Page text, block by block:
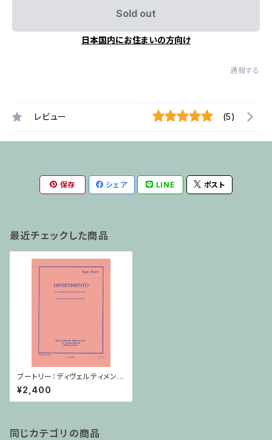
Sold out
日本国内にお住まいの方向け
通報する
レビュー (5)
保存 シェア LINE ポスト
最近チェックした商品
ブートリー：ディヴェルティメン
ト/アルトサクソフォーン・ピアノ
¥2,400
同じカテゴリの商品